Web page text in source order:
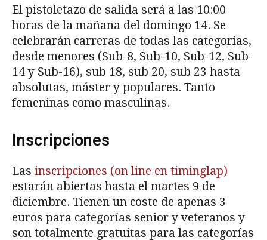
El pistoletazo de salida será a las 10:00
horas de la mañana del domingo 14. Se
celebrarán carreras de todas las categorías,
desde menores (Sub-8, Sub-10, Sub-12, Sub-
14 y Sub-16), sub 18, sub 20, sub 23 hasta
absolutas, máster y populares. Tanto
femeninas como masculinas.
Inscripciones
Las inscripciones (on line en timinglap)
estarán abiertas hasta el martes 9 de
diciembre. Tienen un coste de apenas 3
euros para categorías senior y veteranos y
son totalmente gratuitas para las categorías